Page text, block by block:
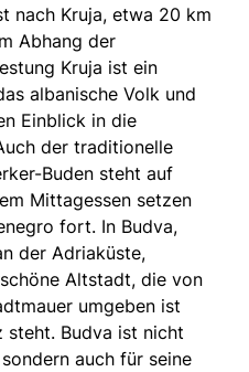
nach Kruja, etwa 20 km
Abhang der
Kruja ist ein
albanische Volk und
Einblick in die
der traditionelle
Buden steht auf
Mittagessen setzen
fort. In Budva,
der Adriaküste,
Altstadt, die von
umgeben ist
steht. Budva ist nicht
auch für seine